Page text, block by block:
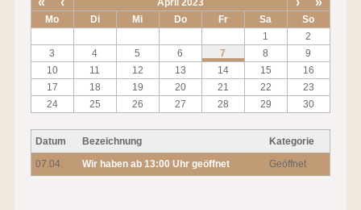
Mo Di Mi Do Fr Sa
So
1
2
3
4 5 6 7 8
9
10
11 12 13 14 15
16
17
18 19 20 21 22
23
24
25 26 27 28 29 30
Datum Bezeichnung
Kategorie
07.04.
Wir haben ab 13:00 Uhr geöffnet Geöffnet